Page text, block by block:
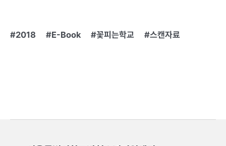
2018 E-Book 꽃피는학교 스캔자료